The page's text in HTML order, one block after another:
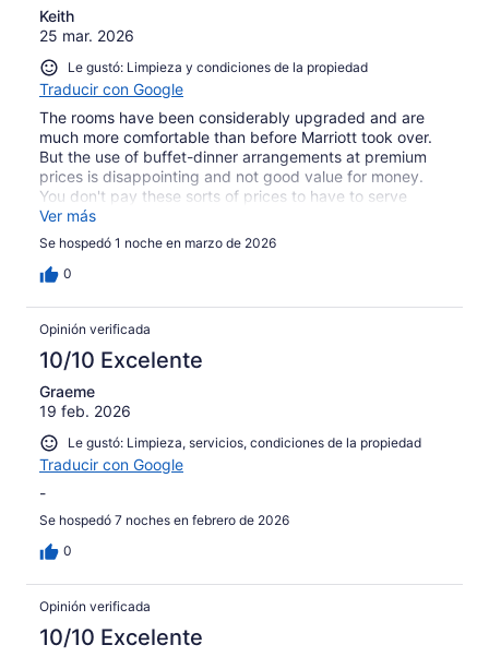
Keith
25 mar. 2026
Le gustó: Limpieza y condiciones de la propiedad
Traducir con Google
The rooms have been considerably upgraded and are
much more comfortable than before Marriott took over.
But the use of buffet-dinner arrangements at premium
prices is disappointing and not good value for money.
You don't pay these sorts of prices to have to serve
yourself. Apart from the room renovation the hotek is not
much improved from the Elegant days but is much more
expensive.
Ver más
Se hospedó 1 noche en marzo de 2026
0
Opinión verificada
10/10 Excelente
Graeme
19 feb. 2026
Le gustó: Limpieza, servicios, condiciones de la propiedad
Traducir con Google
-
Se hospedó 7 noches en febrero de 2026
0
Opinión verificada
10/10 Excelente